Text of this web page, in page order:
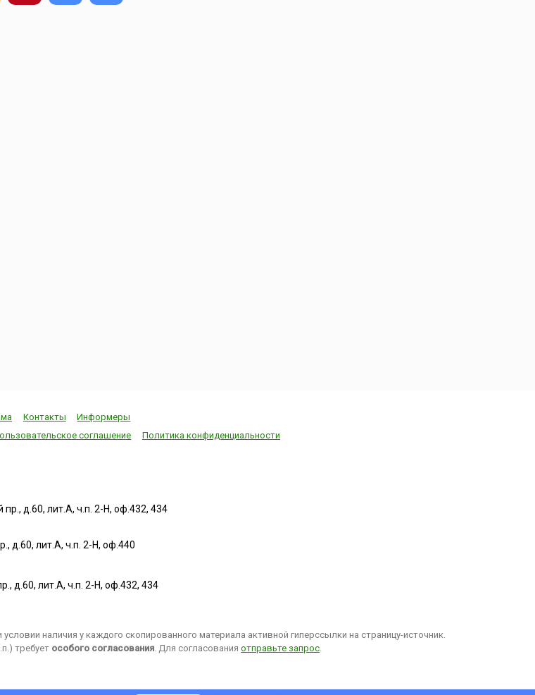
Контакты
Информеры
соглашение Политика конфиденциальности
пр., д.60, лит.А, ч.п. 2-Н, оф.432, 434
д.60, лит.А, ч.п. 2-Н, оф.440
д.60, лит.А, ч.п. 2-Н, оф.432, 434
наличия у каждого скопированного материала активной гиперссылки на страницу-источник.
требует особого согласования. Для согласованияотправьте запрос.